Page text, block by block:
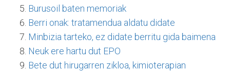
Burusoil baten memoriak
Berri onak: tratamendua aldatu didate
Minbizia tarteko, ez didate berritu gida baimena
Neuk ere hartu dut EPO
Bete dut hirugarren zikloa, kimioterapian